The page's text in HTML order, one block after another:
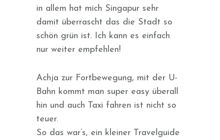
in allem hat mich Singapur sehr
damit überrascht das die Stadt so
schön grün ist. Ich kann es einfach
nur weiter empfehlen!
Achja zur Fortbewegung, mit der U-
Bahn kommt man super easy überall
hin und auch Taxi fahren ist nicht so
teuer.
So das war’s, ein kleiner Travelguide